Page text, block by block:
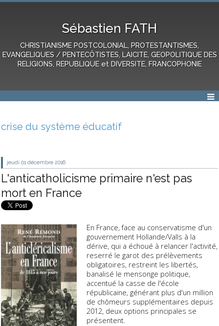
Sébastien FATH
CHRISTIANISME POSTCOLONIAL, PROTESTANTISMES,
EVANGELIQUES / PENTECÔTISTES, LAICITE, GEOPOLITIQUE DES
RELIGIONS, REPUBLIQUE et DIVERSITE, FRANCOPHONIE
crise du système éducatif
jeudi 01 décembre 2016
L'anticatholicisme primaire n'est pas
mort en France
En France, face au conservatisme d'un
gouvernement Hollande/Valls à la
dérive, qui a échoué à relancer l'activité,
reserré le garot des prélèvements
obligatoires, restreint les libertés,
banalisé le mensonge politique,
accentué la casse de l'école
républicaine, générant plus d'un million
de chômeurs supplémentaires depuis
2012, deux options principales se
présentent.